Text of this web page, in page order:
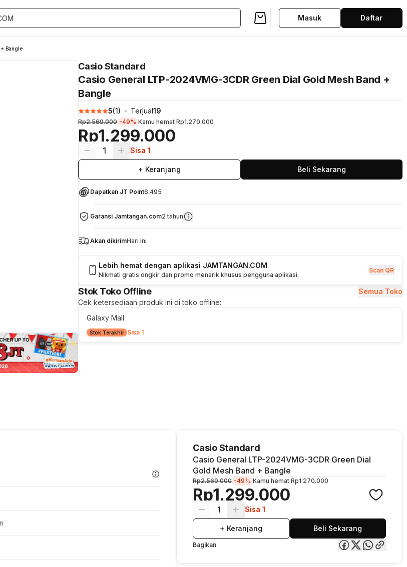
Masuk Daftar
Bangle
Casio Standard
Casio General LTP-2024VMG-3CDR Green Dial Gold Mesh Band +
Bangle
5(1) Terjual19
Rp1.299.000
Rp2.569.000 -49% Kamu hemat Rp1.270.000
1 Sisa 1
+ Keranjang Beli Sekarang
Dapatkan JT Point6.495
Garansi Jamtangan.com2 tahun
Akan dikirimHari ini
Lebih hemat dengan aplikasi JAMTANGAN.COM
Nikmati gratis ongkir dan promo menarik khusus pengguna aplikasi.
Scan QR
Stok Toko Offline
Semua Toko
Cek ketersediaan produk ini di toko offline:
Galaxy Mall
Stok Terakhir Sisa 1
Casio Standard
Casio General LTP-2024VMG-3CDR Green Dial
Gold Mesh Band + Bangle
Rp1.299.000
Rp2.569.000 -49% Kamu hemat Rp1.270.000
1 Sisa 1
+ Keranjang Beli Sekarang
Bagikan